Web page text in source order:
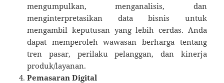
mengumpulkan, menganalisis, dan
menginterpretasikan data bisnis untuk
mengambil keputusan yang lebih cerdas. Anda
dapat memperoleh wawasan berharga tentang
tren pasar, perilaku pelanggan, dan kinerja
produk/layanan.
Pemasaran Digital